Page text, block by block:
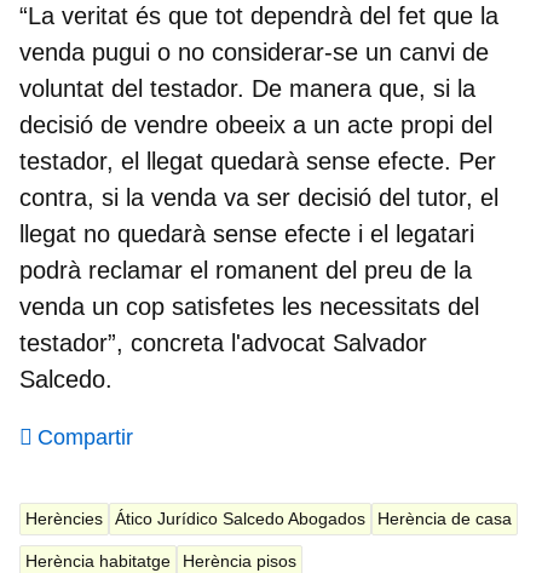
“La veritat és que tot dependrà del fet que la
venda pugui o no considerar-se un canvi de
voluntat del testador. De manera que, si la
decisió de vendre obeeix a un acte propi del
testador, el llegat quedarà sense efecte. Per
contra, si la venda va ser decisió del tutor, el
llegat no quedarà sense efecte i el legatari
podrà reclamar el romanent del preu de la
venda un cop satisfetes les necessitats del
testador”, concreta l'advocat Salvador
Salcedo.
Compartir
Herències Ático Jurídico Salcedo Abogados Herència de casa
Herència habitatge Herència pisos